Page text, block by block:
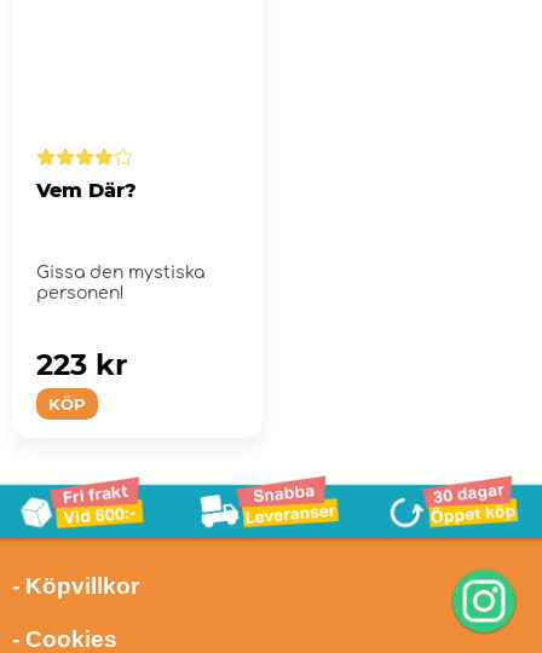
Vem Där?
Gissa den mystiska
personen!
KÖP
223 kr
- Köpvillkor
- Cookies